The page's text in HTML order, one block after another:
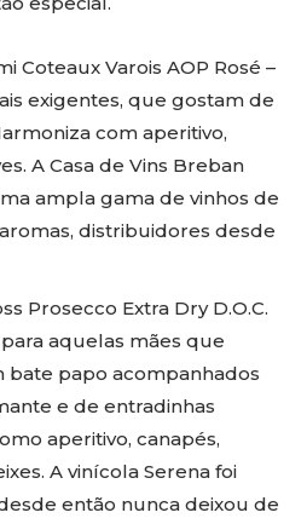
Coteaux Varois AOP Rosé –
exigentes, que gostam de
com aperitivo,
A Casa de Vins Breban
ampla gama de vinhos de
distribuidores desde
Prosecco Extra Dry D.O.C.
para aquelas mães que
papo acompanhados
e de entradinhas
aperitivo, canapés,
A vinícola Serena foi
então nunca deixou de